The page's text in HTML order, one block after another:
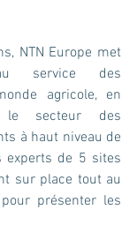
NTN Europe met
service des
agricole, en
le secteur des
à haut niveau de
experts de 5 sites
sur place tout au
présenter les